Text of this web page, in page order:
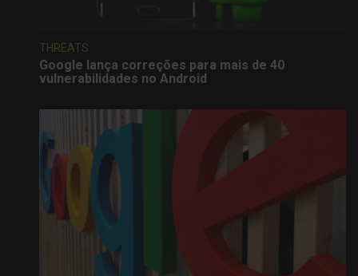
THREATS
Google lança correções para mais de 40
vulnerabilidades no Android